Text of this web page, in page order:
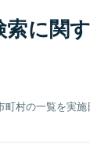
索に関
町村の一覧を実